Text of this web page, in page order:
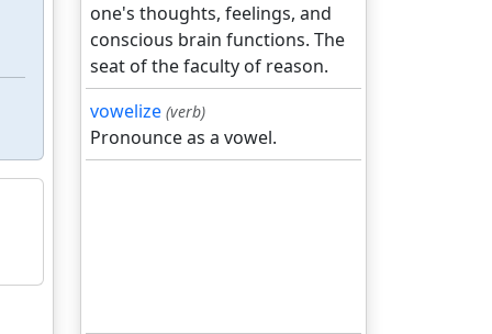
one's thoughts, feelings, and
conscious brain functions. The
seat of the faculty of reason.
vowelize (verb)
Pronounce as a vowel.